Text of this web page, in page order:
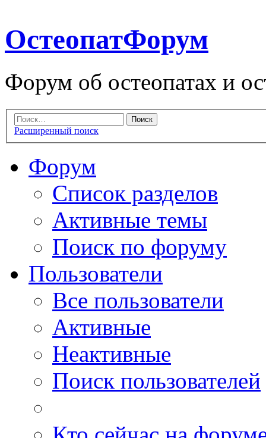
ОстеопатФорум
Форум об остеопатах и
Расширенный поиск
Форум
Список разделов
Активные темы
Поиск по форуму
Пользователи
Все пользователи
Активные
Неактивные
Поиск пользователей